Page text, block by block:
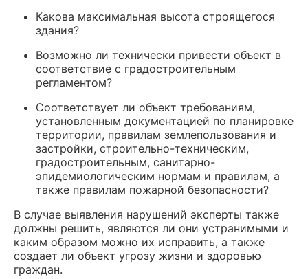
Какова максимальная высота строящегося
здания?
Возможно ли технически привести объект в
соответствие с градостроительным
регламентом?
Соответствует ли объект требованиям,
установленным документацией по планировке
территории, правилам землепользования и
застройки, строительно-техническим,
градостроительным, санитарно-
эпидемиологическим нормам и правилам, а
также правилам пожарной безопасности?
В случае выявления нарушений эксперты также
должны решить, являются ли они устранимыми и
каким образом можно их исправить, а также
создает ли объект угрозу жизни и здоровью
граждан.